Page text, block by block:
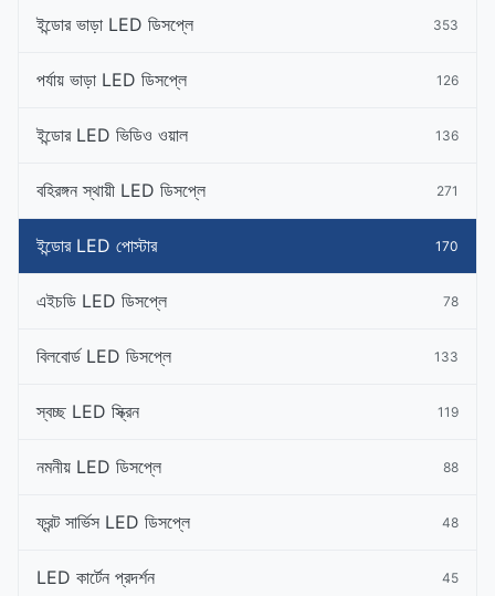
ইন্ডোর ভাড়া LED ডিসপ্লে 353
পর্যায় ভাড়া LED ডিসপ্লে 126
ইন্ডোর LED ভিডিও ওয়াল 136
বহিরঙ্গন স্থায়ী LED ডিসপ্লে 271
ইন্ডোর LED পোস্টার 170
এইচডি LED ডিসপ্লে 78
বিলবোর্ড LED ডিসপ্লে 133
স্বচ্ছ LED স্ক্রিন 119
নমনীয় LED ডিসপ্লে 88
ফ্রন্ট সার্ভিস LED ডিসপ্লে 48
LED কার্টেন প্রদর্শন 45